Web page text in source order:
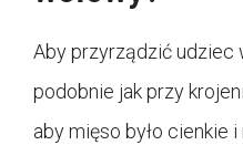
Aby przyrządzić udziec
podobnie jak przy
aby mięso było cienkie